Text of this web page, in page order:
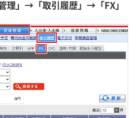
理」→「取引履歴」→「FX」